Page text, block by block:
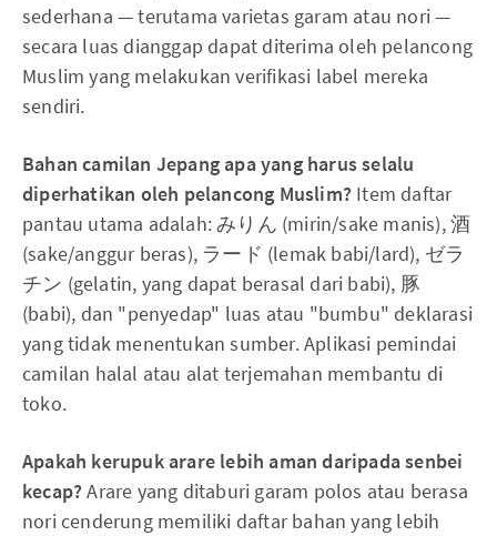
sederhana — terutama varietas garam atau nori —
secara luas dianggap dapat diterima oleh pelancong
Muslim yang melakukan verifikasi label mereka
sendiri.
Bahan camilan Jepang apa yang harus selalu
diperhatikan oleh pelancong Muslim? Item daftar
pantau utama adalah: みりん (mirin/sake manis), 酒
(sake/anggur beras), ラード (lemak babi/lard), ゼラ
チン (gelatin, yang dapat berasal dari babi), 豚
(babi), dan "penyedap" luas atau "bumbu" deklarasi
yang tidak menentukan sumber. Aplikasi pemindai
camilan halal atau alat terjemahan membantu di
toko.
Apakah kerupuk arare lebih aman daripada senbei
kecap? Arare yang ditaburi garam polos atau berasa
nori cenderung memiliki daftar bahan yang lebih